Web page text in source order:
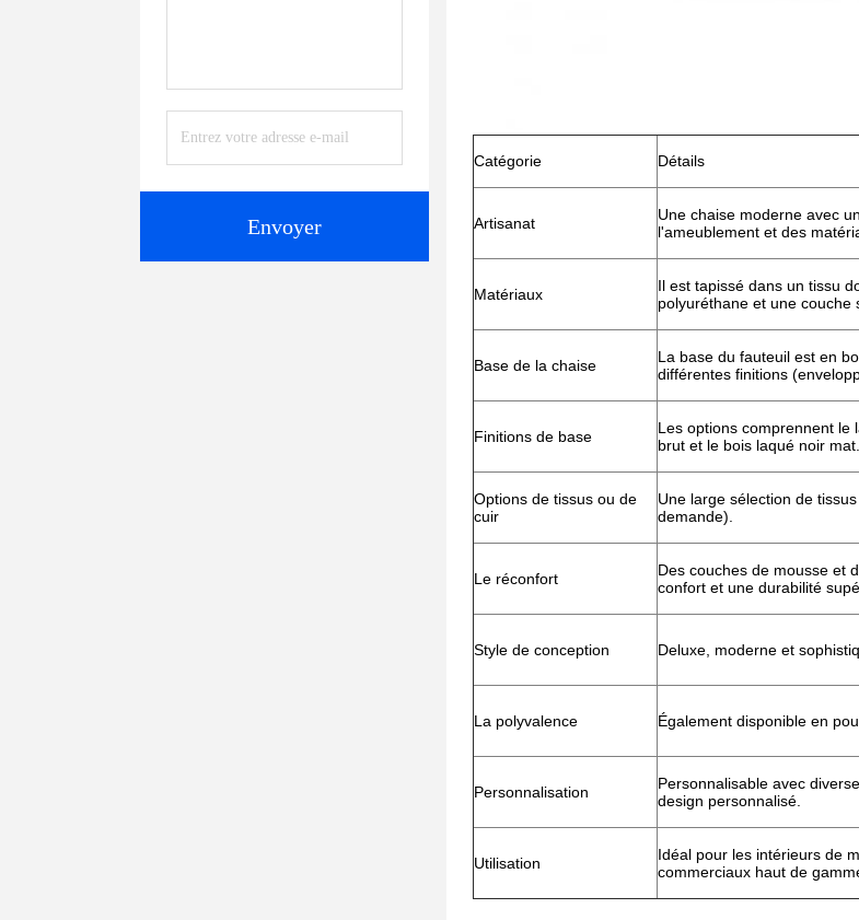
Envoyer
Catégorie Détails
Artisanat
Une chaise moderne avec
l'ameublement et des
Matériaux
Il est tapissé dans un tissu
polyuréthane et une couche
Base de la chaise
La base du fauteuil est en
différentes finitions
Finitions de base
Les options comprennent le
brut et le bois laqué noir mat.
Options de tissus ou de
cuir
Une large sélection de
demande).
Le réconfort
Des couches de mousse et
confort et une durabilité
Style de conception Deluxe, moderne et
La polyvalence Également disponible en
Personnalisation
Personnalisable avec
design personnalisé.
Utilisation
Idéal pour les intérieurs de
commerciaux haut de